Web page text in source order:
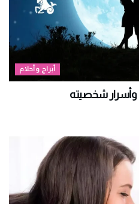
أبراج وأحلام
وأسرار شخصيته